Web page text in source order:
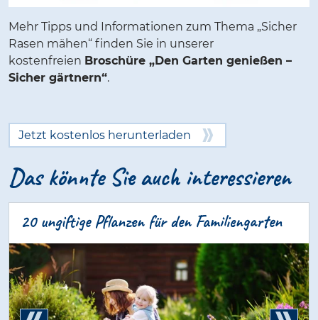
Mehr Tipps und Informationen zum Thema „Sicher
Rasen mähen“ finden Sie in unserer
kostenfreien Broschüre „Den Garten genießen –
Sicher gärtnern“.
Jetzt kostenlos herunterladen
Das könnte Sie auch interessieren
20 ungiftige Pflanzen für den Familiengarten